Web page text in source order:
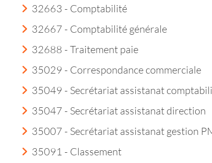
32663 - Comptabilité
32667 - Comptabilité générale
32688 - Traitement paie
35029 - Correspondance commerciale
35049 - Secrétariat assistanat
35047 - Secrétariat assistanat direction
35007 - Secrétariat assistanat gestion
35091 - Classement